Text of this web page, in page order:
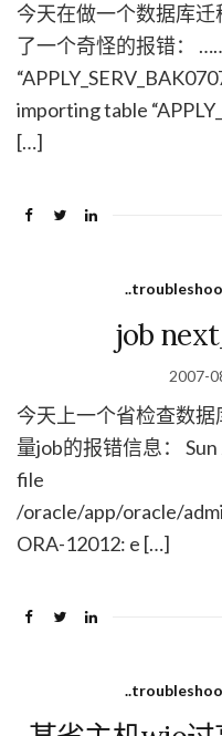
今天在做一个数据库
了一个奇怪的报错：
importing table
[…]
job
2007-
今天上一个省检查数
量job的报错信息：
file
/oracle/app/oracle/
ORA-12012: e […]